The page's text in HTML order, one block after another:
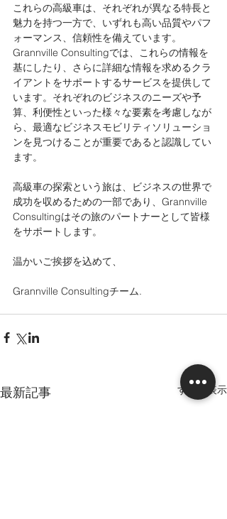
これらの高級車は、それぞれが異なる特長と
魅力を持つ一方で、いずれも高い品質やパフ
ォーマンス、信頼性を備えています。
Grannville Consultingでは、これらの情報を
基にしたり、さらに詳細な情報を求めるクラ
イアントをサポートするサービスを提供して
います。それぞれのビジネスのニーズや予
算、利便性といった様々な要素を考慮しなが
ら、最適なビジネスモビリティソリューショ
ンを見つけることが重要であると認識してい
ます。
高級車の探索という旅は、ビジネスの世界で
成功を収めるための一部であり、Grannville
Consultingはその旅のパートナーとして皆様
をサポートします。
温かいご挨拶を込めて、
Grannville Consultingチーム.
最新記事 すべて表示